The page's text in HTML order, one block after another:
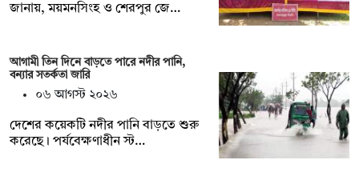
জানায়, ময়মনসিংহ ও শেরপুর জে…
আগামী তিন দিনে বাড়তে পারে নদীর পানি,
বন্যার সতর্কতা জারি
০৬ আগস্ট ২০২৬
দেশের কয়েকটি নদীর পানি বাড়তে শুরু
করেছে। পর্যবেক্ষণাধীন স্ট…